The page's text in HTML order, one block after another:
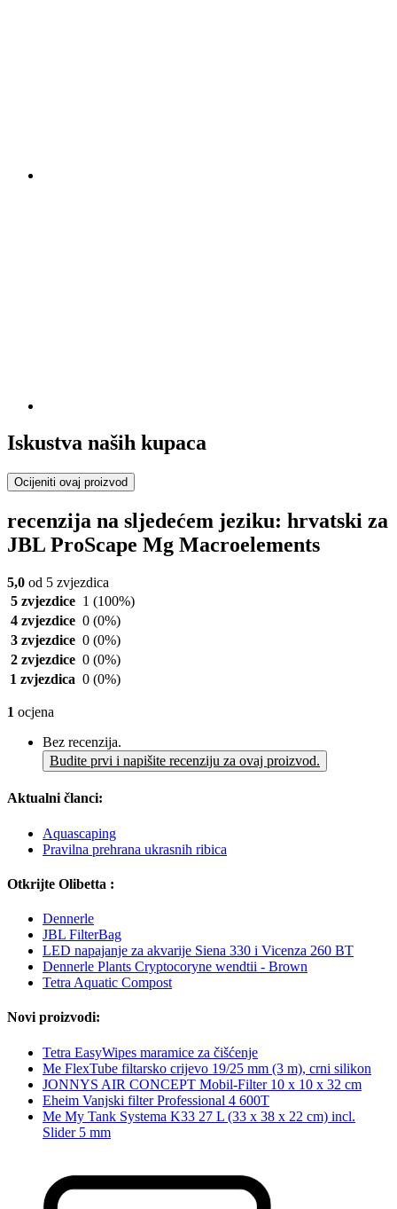
Iskustva naših kupaca
Ocijeniti ovaj proizvod
recenzija na sljedećem jeziku: hrvatski za
JBL ProScape Mg Macroelements
5,0 od 5 zvjezdica
5 zvjezdice 1 (100%)
4 zvjezdice 0 (0%)
3 zvjezdice 0 (0%)
2 zvjezdice 0 (0%)
1 zvjezdica 0 (0%)
1 ocjena
Bez recenzija.
Budite prvi i napišite recenziju za ovaj proizvod.
Aktualni članci:
Aquascaping
Pravilna prehrana ukrasnih ribica
Otkrijte Olibetta :
Dennerle
JBL FilterBag
LED napajanje za akvarije Siena 330 i Vicenza 260 BT
Dennerle Plants Cryptocoryne wendtii - Brown
Tetra Aquatic Compost
Novi proizvodi:
Tetra EasyWipes maramice za čišćenje
Me FlexTube filtarsko crijevo 19/25 mm (3 m), crni silikon
JONNYS AIR CONCEPT Mobil-Filter 10 x 10 x 32 cm
Eheim Vanjski filter Professional 4 600T
Me My Tank Systema K33 27 L (33 x 38 x 22 cm) incl.
Slider 5 mm